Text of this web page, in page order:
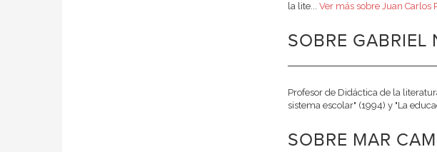
la lite... Ver más sobre Juan Carlos
SOBRE GABRIEL
Profesor de Didáctica de la
sistema escolar" (1994) y "La
SOBRE MAR